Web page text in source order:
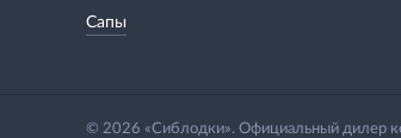
Сапы
© 2026 «Сиблодки». Официальный дилер